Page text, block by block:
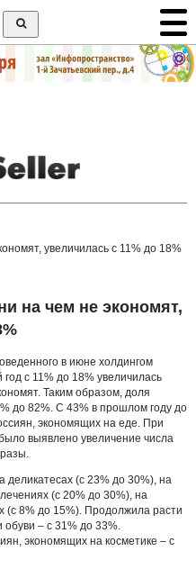
увеличилась с 11% до 18%
на чем не экономят,
в июне холдингом
с 11% до 18% увеличилась
Таким образом, доля
до 82%. С 43% в прошлом году до
экономящих на еде. При
выявлено увеличение числа
(с 23% до 30%), на
(с 20% до 30%), на
(с 8% до 15%). Продолжила расти
– с 31% до 33%.
экономящих на косметике – с